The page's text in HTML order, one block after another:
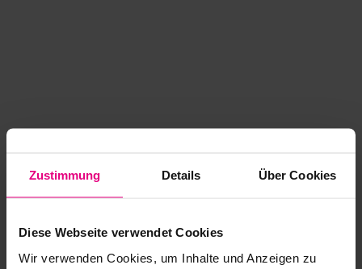
Zustimmung Details Über Cookies
Diese Webseite verwendet Cookies
Wir verwenden Cookies, um Inhalte und Anzeigen zu